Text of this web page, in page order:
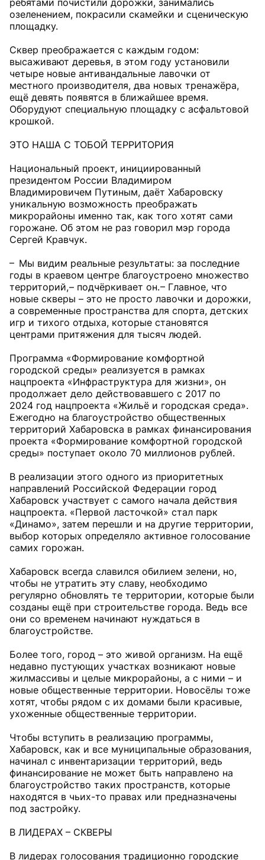
ребятами почистили дорожки, занимались
озеленением, покрасили скамейки и сценическую
площадку.
Сквер преображается с каждым годом:
высаживают деревья, в этом году установили
четыре новые антивандальные лавочки от
местного производителя, два новых тренажёра,
ещё девять появятся в ближайшее время.
Оборудуют специальную площадку с асфальтовой
крошкой.
ЭТО НАША С ТОБОЙ ТЕРРИТОРИЯ
Национальный проект, инициированный
президентом России Владимиром
Владимировичем Путиным, даёт Хабаровску
уникальную возможность преображать
микрорайоны именно так, как того хотят сами
горожане. Об этом не раз говорил мэр города
Сергей Кравчук.
– Мы видим реальные результаты: за последние
годы в краевом центре благоустроено множество
территорий, – подчёркивает он. – Главное, что
новые скверы – это не просто лавочки и дорожки,
а современные пространства для спорта, детских
игр и тихого отдыха, которые становятся
центрами притяжения для тысяч людей.
Программа «Формирование комфортной
городской среды» реализуется в рамках
нацпроекта «Инфраструктура для жизни», он
продолжает дело действовавшего с 2017 по
2024 год нацпроекта «Жильё и городская среда».
Ежегодно на благоустройство общественных
территорий Хабаровска в рамках финансирования
проекта «Формирование комфортной городской
среды» поступает около 70 миллионов рублей.
В реализации этого одного из приоритетных
направлений Российской Федерации город
Хабаровск участвует с самого начала действия
нацпроекта. «Первой ласточкой» стал парк
«Динамо», затем перешли и на другие территории,
выбор которых определяло активное голосование
самих горожан.
Хабаровск всегда славился обилием зелени, но,
чтобы не утратить эту славу, необходимо
регулярно обновлять те территории, которые были
созданы ещё при строительстве города. Ведь все
они со временем начинают нуждаться в
благоустройстве.
Более того, город – это живой организм. На ещё
недавно пустующих участках возникают новые
жилмассивы и целые микрорайоны, а с ними – и
новые общественные территории. Новосёлы тоже
хотят, чтобы рядом с их домами были красивые,
ухоженные общественные территории.
Чтобы вступить в реализацию программы,
Хабаровск, как и все муниципальные образования,
начинал с инвентаризации территорий, ведь
финансирование не может быть направлено на
благоустройство таких пространств, которые
находятся в чьих-то правах или предназначены
под застройку.
В ЛИДЕРАХ – СКВЕРЫ
В лидерах голосования традиционно городские